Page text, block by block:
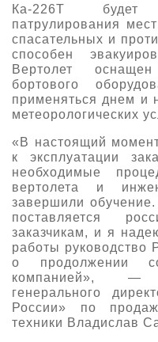
Даты будущих выставок
Документы
Контакты
Для участников
Заявка на участие
Заочное участие
Прилет на выставку
Для посетителей
Место проведения
Схема проезда
Правила доступа и
Для СМИ
Аккредитация прессы
Условия инфопартнёрства
Положение об
Публикации о выставке
Пресс-релизы
Архив
Ка-226Т будет
патрулирования
спасательных и
способен
Вертолет
бортового
применяться днем и
метеорологических
«В настоящий
к эксплуатации
необходимые
вертолета и
завершили
поставляется
заказчикам, и я
работы руководство
о продолжении
компанией», —
генерального
России» по
техники Владислав